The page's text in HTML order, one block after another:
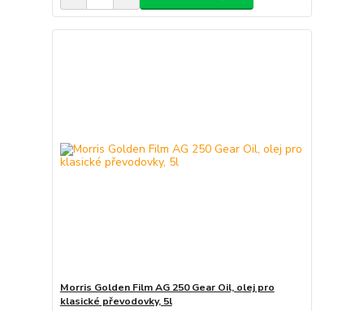
Morris Golden Film AG 250 Gear Oil, olej pro
klasické převodovky, 5l